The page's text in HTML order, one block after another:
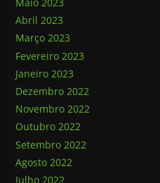
Abril 2023
Março 2023
Fevereiro 2023
Janeiro 2023
Dezembro 2022
Novembro 2022
Outubro 2022
Setembro 2022
Agosto 2022
Julho 2022